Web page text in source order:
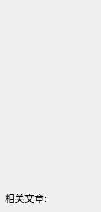
相关文章: